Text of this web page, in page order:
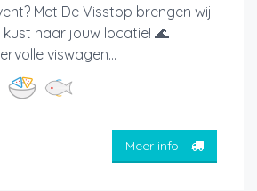
Met De Visstop brengen wij
naar jouw locatie! 🌊
viswagen...
Meer info